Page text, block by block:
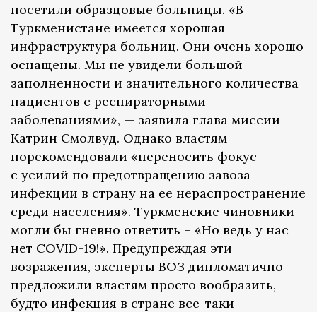
посетили образцовые больницы. «В
Туркменистане имеется хорошая
инфраструктура больниц. Они очень хорошо
оснащены. Мы не увидели большой
заполненности и значительного количества
пациентов с респираторными
заболеваниями», — заявила глава миссии
Катрин Смолвуд. Однако властям
порекомендовали «переносить фокус
с усилий по предотвращению завоза
инфекции в страну на ее нераспространение
среди населения». Туркменские чиновники
могли бы гневно ответить – «Но ведь у нас
нет COVID-19!». Предупреждая эти
возражения, эксперты ВОЗ дипломатично
предложили властям просто вообразить,
будто инфекция в стране все-таки